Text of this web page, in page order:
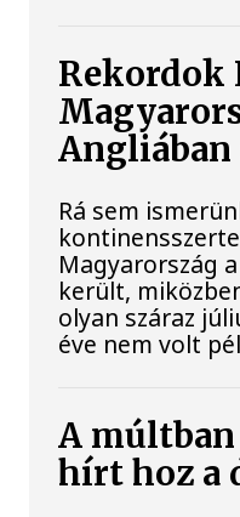
Rekordok
Angliában
Rá sem
Magyarország
került,
olyan száraz
éve nem volt
A múltban
hírt hoz a